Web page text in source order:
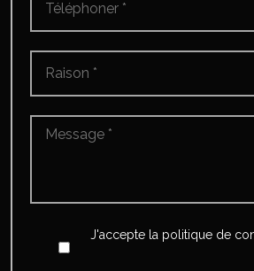
Raison *
Message
*
J'accepte la politique de